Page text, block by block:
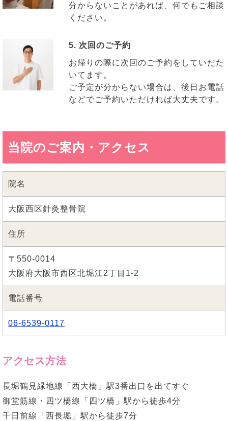
分からないことがあれば、何でもご相談
ください。
5. 次回のご予約
お帰りの際に次回のご予約をしていだた
いてます。
ご予定が分からない場合は、後日お電話
などでご予約いただければ大丈夫です。
当院のご案内・アクセス
院名
大阪西区針灸整骨院
住所
〒550-0014
大阪府大阪市西区北堀江2丁目1-2
電話番号
06-6539-0117
アクセス方法
長堀鶴見緑地線「西大橋」駅3番出口を出てすぐ
御堂筋線・四ツ橋線「四ツ橋」駅から徒歩4分
千日前線「西長堀」駅から徒歩7分